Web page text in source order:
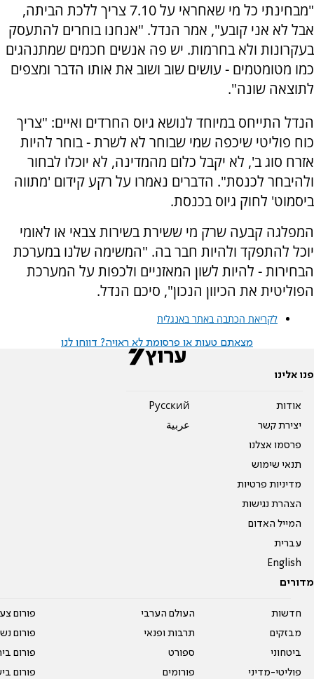
"מבחינתי כל מי שאחראי על 7.10 צריך ללכת הביתה,
אבל לא אני קובע", אמר הנדל. "אנחנו בוחרים להתעסק
בעקרונות ולא בחרמות. יש פה אנשים חכמים שמתנהגים
כמו מטומטמים - עושים שוב ושוב את אותו הדבר ומצפים
לתוצאה שונה".
הנדל התייחס במיוחד לנושא גיוס החרדים ואיים: "צריך
כוח פוליטי שיכפה שמי שבוחר לא לשרת - בוחר להיות
אזרח סוג ב', לא יקבל כלום מהמדינה, לא יוכלו לבחור
ולהיבחר לכנסת". הדברים נאמרו על רקע קידום 'מתווה
ביסמוט' לחוק גיוס בכנסת.
המפלגה קבעה שרק מי ששירת בשירות צבאי או לאומי
יוכל להתפקד ולהיות חבר בה. "המשימה שלנו במערכת
הבחירות - להיות לשון המאזניים ולכפות על המערכת
הפוליטית את הכיוון הנכון", סיכם הנדל.
לקריאת הכתבה באתר באנגלית
מצאתם טעות או פרסומת לא ראויה? דווחו לנו
פנו אלינו
אודות
יצירת קשר
פרסמו אצלנו
תנאי שימוש
מדיניות פרטיות
הצהרת נגישות
המייל האדום
עברית
English
Pусский
عربية
מדורים
חדשות
מבזקים
ביטחוני
פוליטי-מדיני
העולם הערבי
תרבות ופנאי
ספורט
פורומים
פורום
פורום
פורום
פורום